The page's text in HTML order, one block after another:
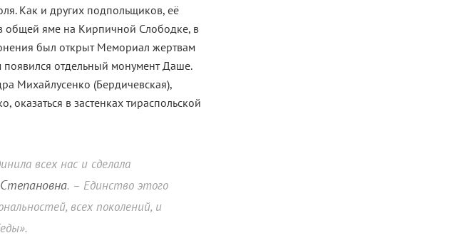
Как и других подпольщиков, её
общей яме на Кирпичной Слободке, в
был открыт Мемориал жертвам
отдельный монумент Даше.
Михайлусенко (Бердичевская),
оказаться в застенках тираспольской
всех нас и сделала
. – Единство этого
всех поколений, и